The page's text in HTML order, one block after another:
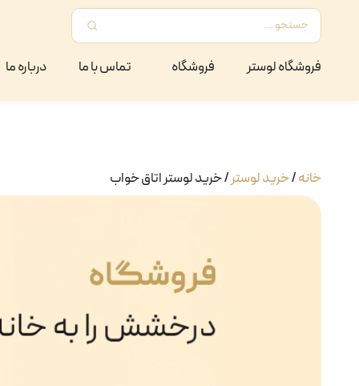
فروشگاه لوستر
فروشگاه تماس با ما درباره ما
خانه/خرید لوستر/خرید لوستر اتاق خواب